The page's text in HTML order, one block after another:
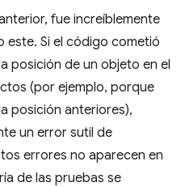
fue increíblemente
Si el código cometió
posición de un objeto en el
(por ejemplo, porque
posición anteriores),
un error sutil de
errores no aparecen en
de las pruebas se